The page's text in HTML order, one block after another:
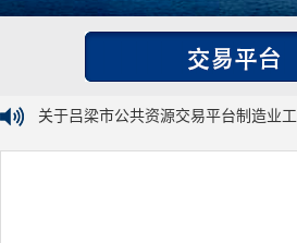
关于吕梁市公共资源交易平台制造业